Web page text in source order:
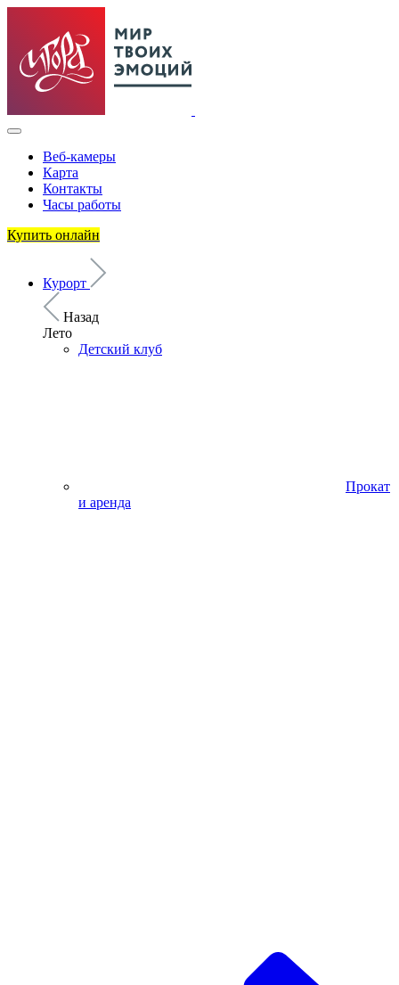
Веб-камеры
Карта
Контакты
Часы работы
Купить онлайн
Курорт
Назад
Лето
Детский клуб
Прокат
и аренда